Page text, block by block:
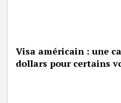
Visa américain : une
dollars pour certains